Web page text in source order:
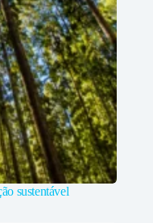
sustentável